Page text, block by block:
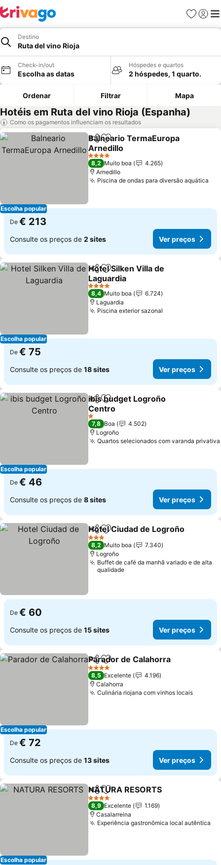
Favoritos
Iniciar
Destino
Ruta del vino Rioja
Check-in/out
Escolha as datas
Hóspedes e quartos
2 hóspedes, 1 quarto.
Ordenar Filtrar Mapa
Hotéis em Ruta del vino Rioja (Espanha)
Como os pagamentos influenciam os resultados
Escolha popular
PartilharAdicionar aos favoritos
Balneario TermaEuropa
Arnedillo
Ver preços
4 Estrelas
8,2 Muito boa
4.265
Arnedillo
Piscina de ondas para diversão aquática
De € 213
Consulte os preços de 2 sites Ver preços
Escolha popular
PartilharAdicionar aos favoritos
Hotel Silken Villa de
Laguardia
Ver preços
4 Estrelas
8,4 Muito boa
6.724
Laguardia
Piscina exterior sazonal
De € 75
Consulte os preços de 18 sites Ver preços
Escolha popular
PartilharAdicionar aos favoritos
ibis budget Logroño
Centro
Ver preços
1 Estrelas
7,8 Boa
4.502
Logroño
Quartos selecionados com varanda privativa
De € 46
Consulte os preços de 8 sites Ver preços
PartilharAdicionar aos favoritos
Hotel Ciudad de Logroño
3 Estrelas
8,2 Muito boa
7.340
Logroño
Buffet de café da manhã variado e de alta
qualidade
De € 60
Consulte os preços de 15 sites Ver preços
Escolha popular
PartilharAdicionar aos favoritos
Parador de Calahorra
4 Estrelas
8,5 Excelente
4.196
Calahorra
Culinária riojana com vinhos locaisVer
De € 72
Consulte os preços de 13 sites Ver preços
Escolha popular
PartilharAdicionar aos favoritos
NATURA RESORTS
4 Estrelas
8,9 Excelente
1.169
Casalarreina
Experiência gastronômica local autêntica